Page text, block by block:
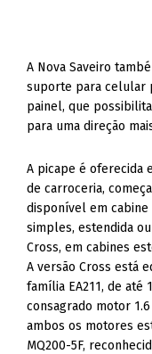
A Nova Saveiro
suporte para celular
painel, que
para uma direção
A picape é oferecida
de carroceria,
disponível em
simples, estendida
Cross, em cabines
A versão Cross está
família EA211, de até
consagrado motor
ambos os motores
MQ200-5F,